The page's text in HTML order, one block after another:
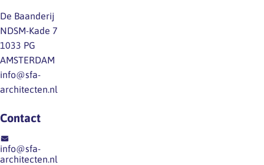
De Baanderij
NDSM-Kade 7
1033 PG
AMSTERDAM
info@sfa-
architecten.nl
Contact
info@sfa-
architecten.nl